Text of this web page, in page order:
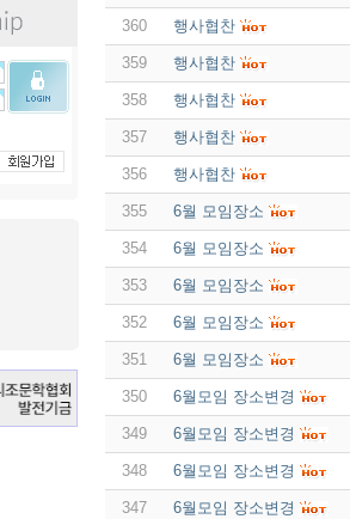
360 행사협찬
359 행사협찬
358 행사협찬
357 행사협찬
356 행사협찬
355 6월 모임장소
354 6월 모임장소
353 6월 모임장소
352 6월 모임장소
351 6월 모임장소
350 6월모임 장소변경
349 6월모임 장소변경
348 6월모임 장소변경
347 6월모임 장소변경